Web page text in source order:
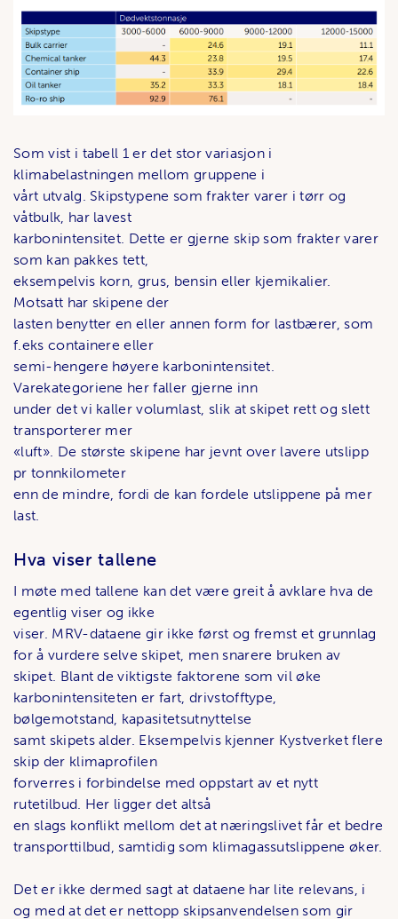
Som vist i tabell 1 er det stor variasjon i
klimabelastningen mellom gruppene i
vårt utvalg. Skipstypene som frakter varer i tørr og
våtbulk, har lavest
karbonintensitet. Dette er gjerne skip som frakter varer
som kan pakkes tett,
eksempelvis korn, grus, bensin eller kjemikalier.
Motsatt har skipene der
lasten benytter en eller annen form for lastbærer, som
f.eks containere eller
semi-hengere høyere karbonintensitet.
Varekategoriene her faller gjerne inn
under det vi kaller volumlast, slik at skipet rett og slett
transporterer mer
«luft». De største skipene har jevnt over lavere utslipp
pr tonnkilometer
enn de mindre, fordi de kan fordele utslippene på mer
last.
Hva viser tallene
I møte med tallene kan det være greit å avklare hva de
egentlig viser og ikke
viser. MRV-dataene gir ikke først og fremst et grunnlag
for å vurdere selve skipet, men snarere bruken av
skipet. Blant de viktigste faktorene som vil øke
karbonintensiteten er fart, drivstofftype,
bølgemotstand, kapasitetsutnyttelse
samt skipets alder. Eksempelvis kjenner Kystverket flere
skip der klimaprofilen
forverres i forbindelse med oppstart av et nytt
rutetilbud. Her ligger det altså
en slags konflikt mellom det at næringslivet får et bedre
transporttilbud, samtidig som klimagassutslippene øker.
Det er ikke dermed sagt at dataene har lite relevans, i
og med at det er nettopp skipsanvendelsen som gir